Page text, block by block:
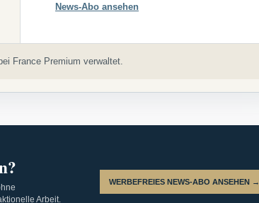
News-Abo ansehen
France Premium verwaltet.
Arbeit.
WERBEFREIES NEWS-ABO ANSEHEN →